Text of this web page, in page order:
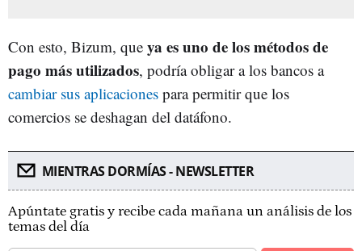
Con esto, Bizum, que ya es uno de los métodos de
pago más utilizados, podría obligar a los bancos a
cambiar sus aplicaciones para permitir que los
comercios se deshagan del datáfono.
MIENTRAS DORMÍAS - NEWSLETTER
Apúntate gratis y recibe cada mañana un análisis de los
temas del día